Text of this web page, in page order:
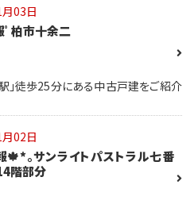
03日
ﾟ柏市十余二
」徒歩25分にある中古戸建をご紹介
02日
🍁*。サンライトパストラル七番
階部分